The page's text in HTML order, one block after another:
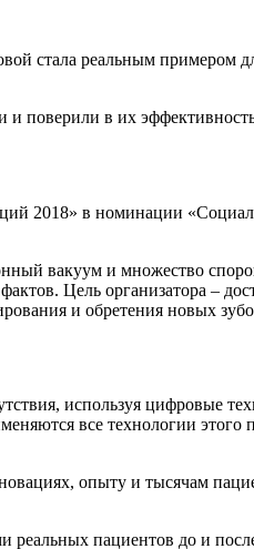
стала реальным примером
поверили в их
2018» в номинации
вакуум и множество
Цель организатора –
и обретения новых
используя цифровые
все технологии
опыту и тысячам
реальных пациентов до и